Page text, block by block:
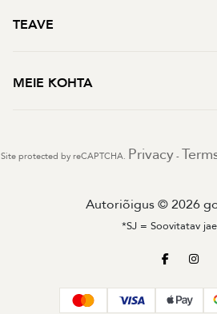
TEAVE
MEIE KOHTA
Site protected by reCAPTCHA. Privacy -
Autoriõigus © 2026
*SJ = Soovitatav